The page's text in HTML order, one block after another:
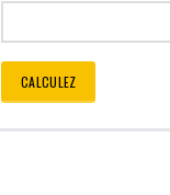
CALCULEZ